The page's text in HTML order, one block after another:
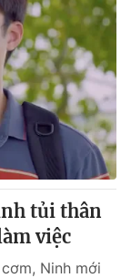
tủi thân
việc
Ninh mới